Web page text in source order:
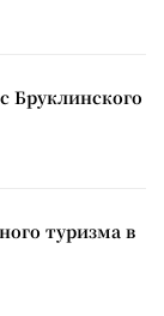
Бруклинского
туризма в